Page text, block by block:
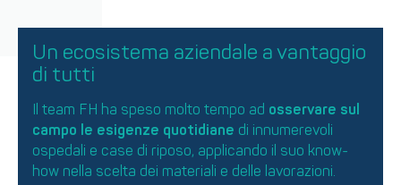
Un ecosistema aziendale a vantaggio
di tutti
Il team FH ha speso molto tempo ad osservare sul
campo le esigenze quotidiane di innumerevoli
ospedali e case di riposo, applicando il suo know-
how nella scelta dei materiali e delle lavorazioni.